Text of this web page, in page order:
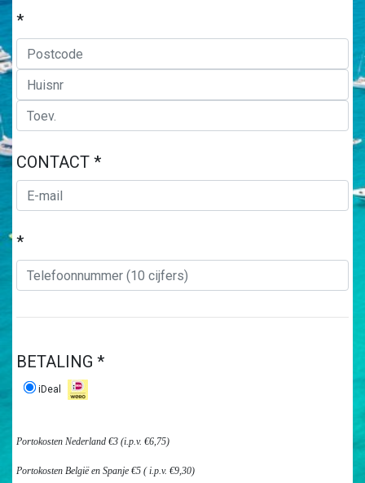
*
CONTACT *
*
BETALING *
iDeal
Portokosten Nederland €3 (i.p.v. €6,75)
Portokosten België en Spanje €5 ( i.p.v. €9,30)